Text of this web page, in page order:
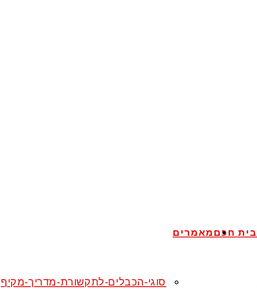
בית חכם מאמרים
סוגי-הכבלים-לתקשורת-מדריך-מקיף